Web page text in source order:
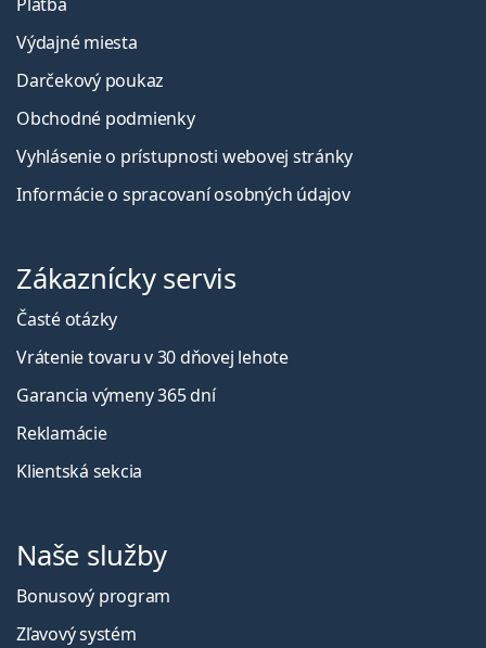
Výdajné miesta
Darčekový poukaz
Obchodné podmienky
Vyhlásenie o prístupnosti webovej stránky
Informácie o spracovaní osobných údajov
Zákaznícky servis
Časté otázky
Vrátenie tovaru v 30 dňovej lehote
Garancia výmeny 365 dní
Reklamácie
Klientská sekcia
Naše služby
Bonusový program
Zľavový systém